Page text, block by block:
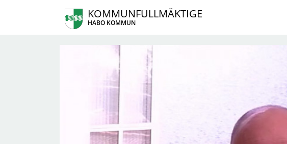
KOMMUNFULLMÄKTIGE
HABO KOMMUN